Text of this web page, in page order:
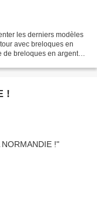
les derniers modèles
avec breloques en
de breloques en argent
!